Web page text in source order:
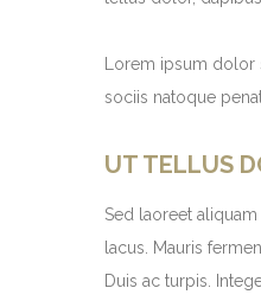
Lorem ipsum
sociis natoque
UT TELLUS
Sed laoreet
lacus. Mauris
Duis ac turpis.